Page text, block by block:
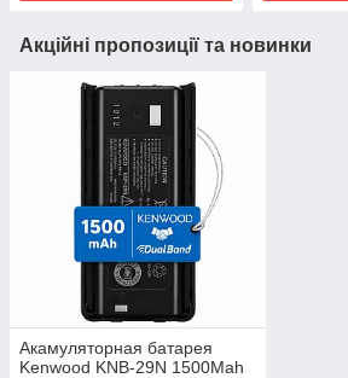
Акційні пропозиції та новинки
Акамуляторная батарея
Kenwood KNB-29N 1500Mah